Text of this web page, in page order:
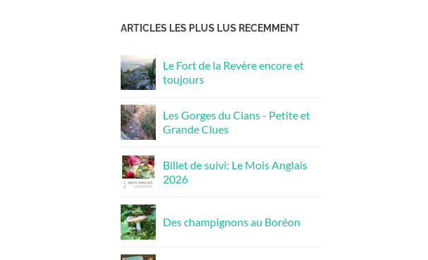
ARTICLES LES PLUS LUS RECEMMENT
Le Fort de la Revère encore et
toujours
Les Gorges du Cians - Petite et
Grande Clues
Billet de suivi: Le Mois Anglais
2026
Des champignons au Boréon